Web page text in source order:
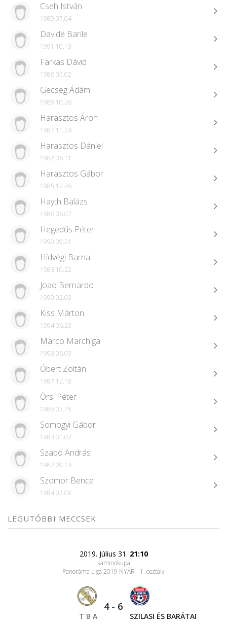
Cseh István
1989.07.04
Davide Barile
1991.10.13
Farkas Dávid
1986.05.02
Gecseg Ádám
1988.10.26
Harasztos Áron
1987.11.24
Harasztos Dániel
1982.06.11
Harasztos Gábor
1985.12.26
Hayth Balázs
1986.06.07
Hegedűs Péter
1990.09.21
Hídvégi Barna
1983.10.22
Joao Bernardo
1990.02.09
Kiss Márton
1994.06.20
Marco Marchiga
1993.06.09
Óbert Zoltán
1987.12.18
Örsi Péter
1989.07.15
Somogyi Gábor
1983.01.02
Szabó András
1982.09.14
Szomor Bence
1984.07.09
LEGUTÓBBI MECCSEK
2019. Július 31. 21:10
kaminokupa
Panoráma Liga 2019 NYÁR - 1. osztály
T B A
4- 6
SZILASI ÉS BARÁTAI